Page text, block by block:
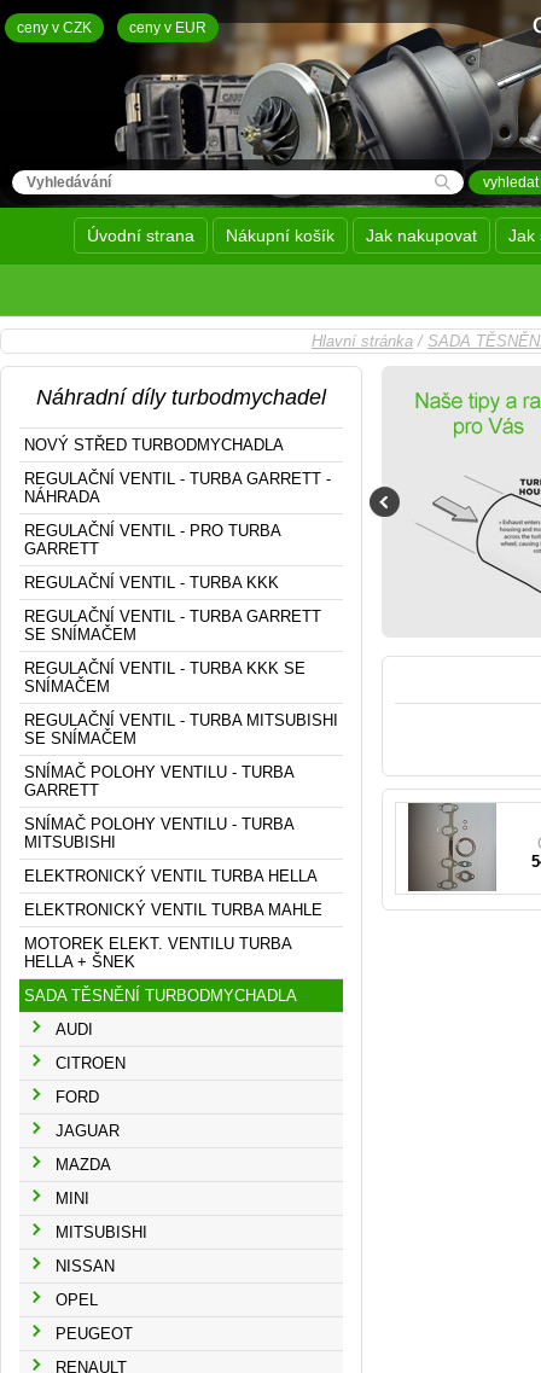
ceny v CZK ceny v EUR
Úvodní strana Nákupní košík Jak nakupovat Jak
Hlavní stránka / SADA
Náhradní díly turbodmychadel
NOVÝ STŘED TURBODMYCHADLA
REGULAČNÍ VENTIL - TURBA GARRETT -
NÁHRADA
REGULAČNÍ VENTIL - PRO TURBA
GARRETT
REGULAČNÍ VENTIL - TURBA KKK
REGULAČNÍ VENTIL - TURBA GARRETT
SE SNÍMAČEM
REGULAČNÍ VENTIL - TURBA KKK SE
SNÍMAČEM
REGULAČNÍ VENTIL - TURBA MITSUBISHI
SE SNÍMAČEM
SNÍMAČ POLOHY VENTILU - TURBA
GARRETT
SNÍMAČ POLOHY VENTILU - TURBA
MITSUBISHI
ELEKTRONICKÝ VENTIL TURBA HELLA
ELEKTRONICKÝ VENTIL TURBA MAHLE
MOTOREK ELEKT. VENTILU TURBA
HELLA + ŠNEK
SADA TĚSNĚNÍ TURBODMYCHADLA
AUDI
CITROEN
FORD
JAGUAR
MAZDA
MINI
MITSUBISHI
NISSAN
OPEL
PEUGEOT
RENAULT